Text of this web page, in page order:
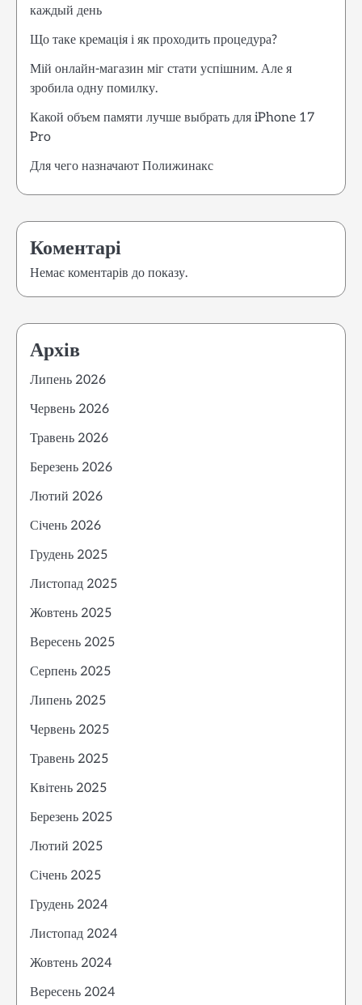
каждый день
Що таке кремація і як проходить процедура?
Мій онлайн-магазин міг стати успішним. Але я
зробила одну помилку.
Какой объем памяти лучше выбрать для iPhone 17
Pro
Для чего назначают Полижинакс
Коментарі
Немає коментарів до показу.
Архів
Липень 2026
Червень 2026
Травень 2026
Березень 2026
Лютий 2026
Січень 2026
Грудень 2025
Листопад 2025
Жовтень 2025
Вересень 2025
Серпень 2025
Липень 2025
Червень 2025
Травень 2025
Квітень 2025
Березень 2025
Лютий 2025
Січень 2025
Грудень 2024
Листопад 2024
Жовтень 2024
Вересень 2024